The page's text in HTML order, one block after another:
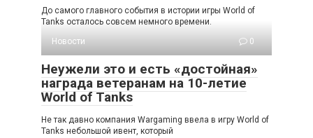
До самого главного события в истории игры World of
Tanks осталось совсем немного времени.
Новости
0
Неужели это и есть «достойная»
награда ветеранам на 10-летие
World of Tanks
Не так давно компания Wargaming ввела в игру World of
Tanks небольшой ивент, который